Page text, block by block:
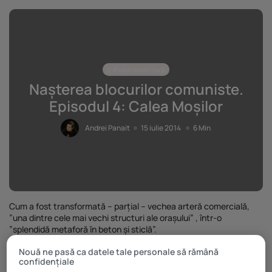
Nașterea blocurilor comuniste.
Episodul 4: Calea Moșilor
Andrei Panait 15 iulie 2014 6 Min
Cum a fost transformată – parțial – vechea arteră comercială,
”una dintre cele mai vechi structuri ale orașului” , într-o
”splendidă metaforă în beton și sticlă”.
”Încă o
splendidă
Nouă ne pasă ca datele tale personale să rămână
confidențiale